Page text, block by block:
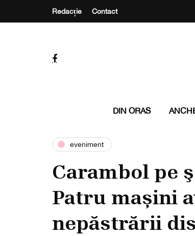
Redacție Contact
DIN ORAS
eveniment
Carambol pe
Patru mașini
nepăstrării